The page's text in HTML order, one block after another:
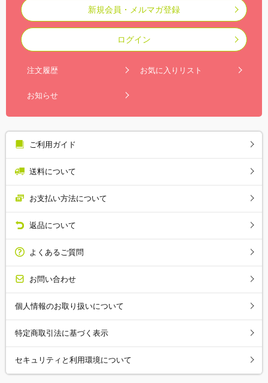
新規会員・メルマガ登録
ログイン
注文履歴 お気に入りリスト
お知らせ
ご利用ガイド
送料について
お支払い方法について
返品について
よくあるご質問
お問い合わせ
個人情報のお取り扱いについて
特定商取引法に基づく表示
セキュリティと利用環境について